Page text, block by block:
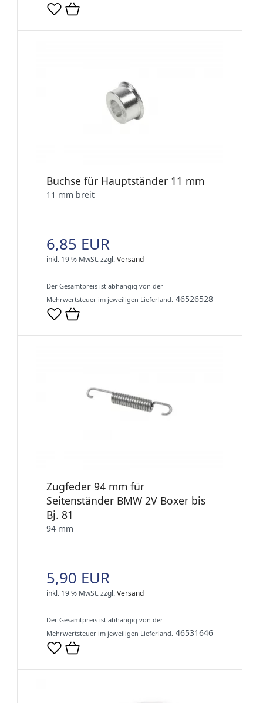
Buchse für Hauptständer 11 mm
11 mm breit
6,85 EUR
inkl. 19 % MwSt.zzgl.Versand
Der Gesamtpreis ist abhängig von der
Mehrwertsteuer im jeweiligen Lieferland. 46526528
Zugfeder 94 mm für
Seitenständer BMW 2V Boxer bis
Bj. 81
94 mm
5,90 EUR
inkl. 19 % MwSt.zzgl.Versand
Der Gesamtpreis ist abhängig von der
Mehrwertsteuer im jeweiligen Lieferland. 46531646